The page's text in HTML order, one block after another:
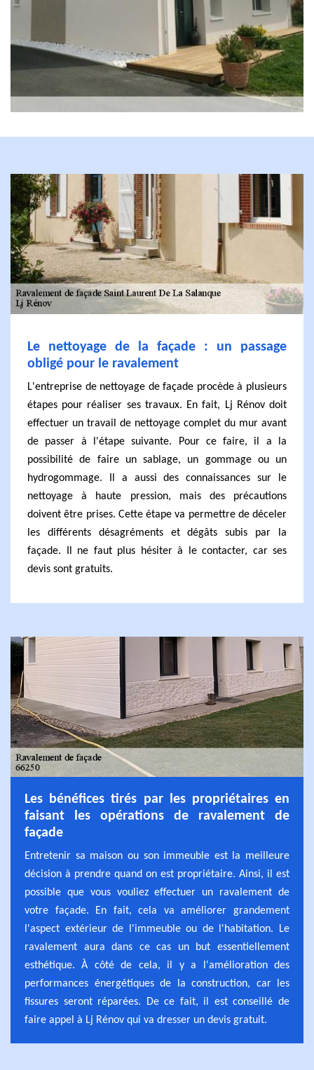
Le nettoyage de la façade : un passage
obligé pour le ravalement
L'entreprise de nettoyage de façade procède à plusieurs
étapes pour réaliser ses travaux. En fait, Lj Rénov doit
effectuer un travail de nettoyage complet du mur avant
de passer à l'étape suivante. Pour ce faire, il a la
possibilité de faire un sablage, un gommage ou un
hydrogommage. Il a aussi des connaissances sur le
nettoyage à haute pression, mais des précautions
doivent être prises. Cette étape va permettre de déceler
les différents désagréments et dégâts subis par la
façade. Il ne faut plus hésiter à le contacter, car ses
devis sont gratuits.
Les bénéfices tirés par les propriétaires en
faisant les opérations de ravalement de
façade
Entretenir sa maison ou son immeuble est la meilleure
décision à prendre quand on est propriétaire. Ainsi, il est
possible que vous vouliez effectuer un ravalement de
votre façade. En fait, cela va améliorer grandement
l'aspect extérieur de l'immeuble ou de l'habitation. Le
ravalement aura dans ce cas un but essentiellement
esthétique. À côté de cela, il y a l'amélioration des
performances énergétiques de la construction, car les
fissures seront réparées. De ce fait, il est conseillé de
faire appel à Lj Rénov qui va dresser un devis gratuit.